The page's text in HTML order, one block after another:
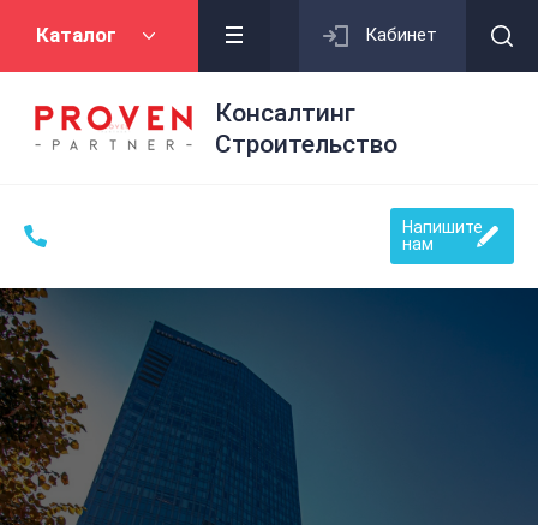
Каталог Кабинет
Консалтинг
Строительство
Напишите
нам